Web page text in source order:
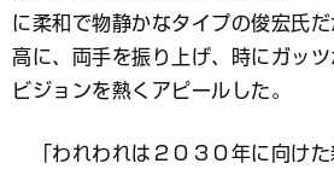
に柔和で物静かなタイプの俊宏氏
高に、両手を振り上げ、時にガッ
ビジョンを熱くアピールした。
「われわれは２０３０年に向けた